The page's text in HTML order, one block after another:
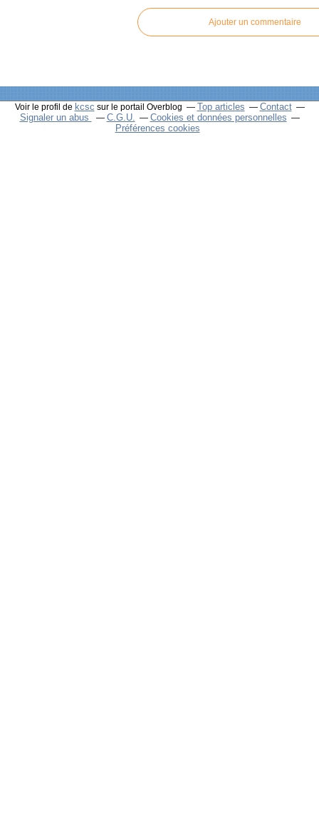
Ajouter un commentaire
Voir le profil de kcsc sur le portail Overblog Top articles
Contact
Signaler un abus
C.G.U.
Cookies et données personnelles
Préférences cookies